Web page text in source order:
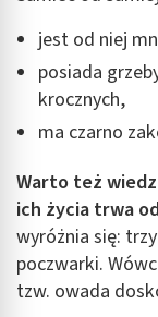
jest od niej
posiada
krocznych,
ma czarno
Warto też
ich życia trwa
wyróżnia się:
poczwarki.
tzw. owada